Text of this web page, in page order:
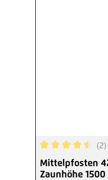
(2)
Mittelpfosten
Zaunhöhe 1500